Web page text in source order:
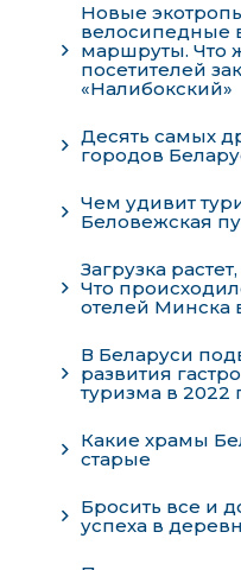
Новые
велосипедные
маршруты. Что
посетителей
«Налибокский»
Десять самых
городов
Чем удивит
Беловежская
Загрузка
Что
отелей Минска
В Беларуси
развития
туризма в 2022
Какие храмы
старые
Бросить все и
успеха в